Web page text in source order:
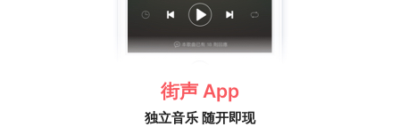
街声 App
独立音乐 随开即现